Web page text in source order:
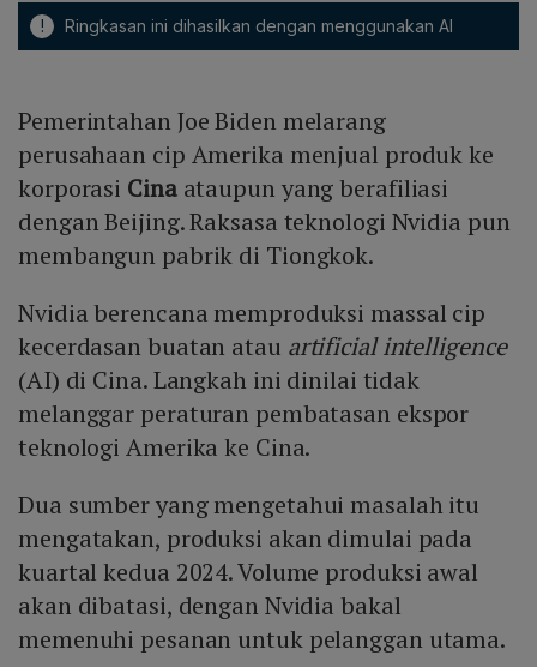
! Ringkasan ini dihasilkan dengan menggunakan AI
Pemerintahan Joe Biden melarang
perusahaan cip Amerika menjual produk ke
korporasi Cinaataupun yang berafiliasi
dengan Beijing. Raksasa teknologi Nvidia pun
membangun pabrik di Tiongkok.
Nvidia berencana memproduksi massal cip
kecerdasan buatan atau artificial intelligence
(AI) di Cina. Langkah ini dinilai tidak
melanggar peraturan pembatasan ekspor
teknologi Amerika ke Cina.
Dua sumber yang mengetahui masalah itu
mengatakan, produksi akan dimulai pada
kuartal kedua 2024. Volume produksi awal
akan dibatasi, dengan Nvidia bakal
memenuhi pesanan untuk pelanggan utama.